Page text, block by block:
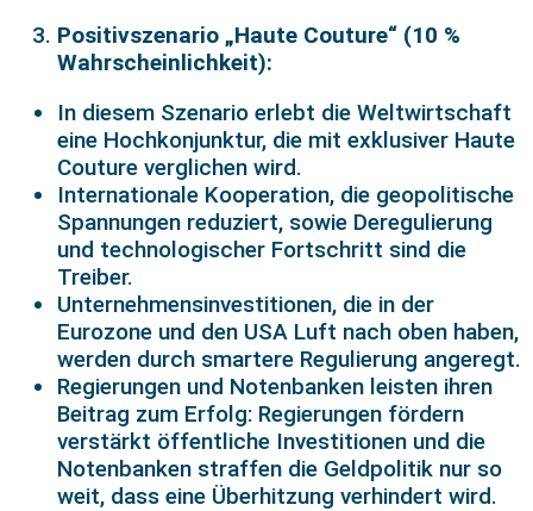
Positivszenario „Haute Couture“ (10 %
Wahrscheinlichkeit):
In diesem Szenario erlebt die Weltwirtschaft
eine Hochkonjunktur, die mit exklusiver Haute
Couture verglichen wird.
Internationale Kooperation, die geopolitische
Spannungen reduziert, sowie Deregulierung
und technologischer Fortschritt sind die
Treiber.
Unternehmensinvestitionen, die in der
Eurozone und den USA Luft nach oben haben,
werden durch smartere Regulierung angeregt.
Regierungen und Notenbanken leisten ihren
Beitrag zum Erfolg: Regierungen fördern
verstärkt öffentliche Investitionen und die
Notenbanken straffen die Geldpolitik nur so
weit, dass eine Überhitzung verhindert wird.